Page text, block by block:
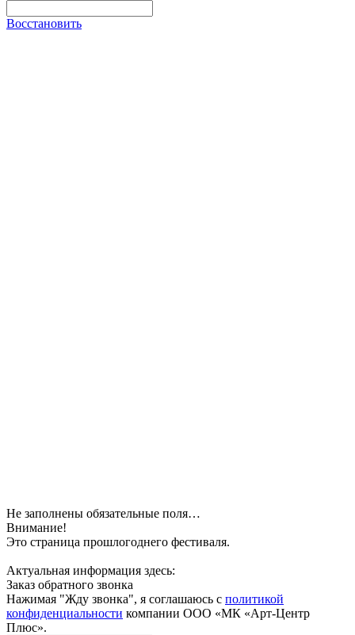
Восстановить
Не заполнены обязательные поля…
Внимание!
Это страница прошлогоднего фестиваля.
Актуальная информация здесь:
Заказ обратного звонка
Нажимая "Жду звонка", я соглашаюсь с политикой
конфиденциальности компании ООО «МК «Арт-Центр
Плюс».